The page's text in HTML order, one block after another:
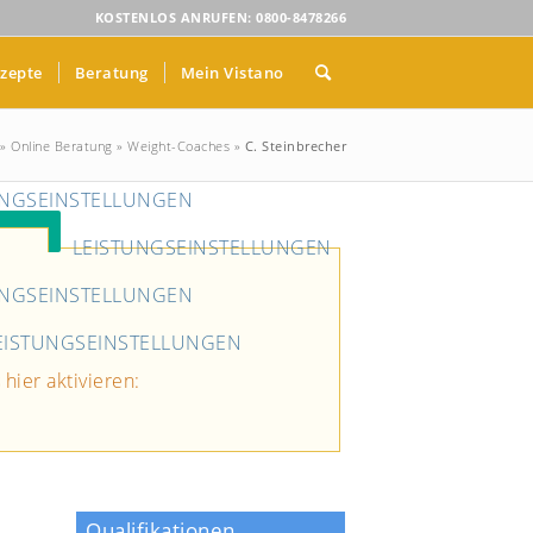
KOSTENLOS ANRUFEN: 0800-8478266
Beratung Mein Vistano
» Online Beratung » Weight-Coaches » C. Steinbrecher
aktivieren:
LEISTUNGSEINSTELLUNGEN